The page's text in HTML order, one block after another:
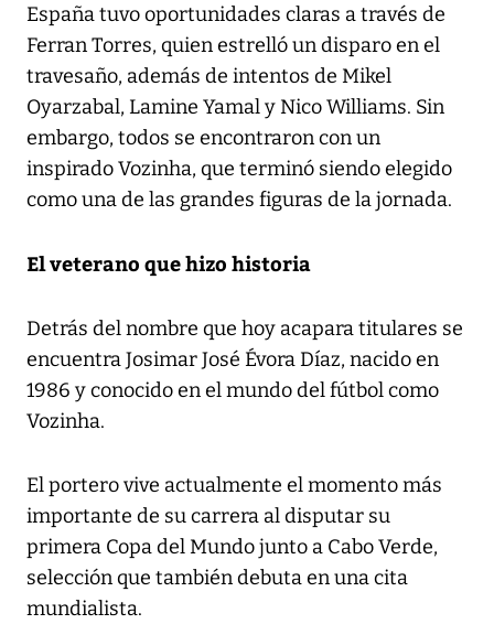
España tuvo oportunidades claras a través de
Ferran Torres, quien estrelló un disparo en el
travesaño, además de intentos de Mikel
Oyarzabal, Lamine Yamal y Nico Williams. Sin
embargo, todos se encontraron con un
inspirado Vozinha, que terminó siendo elegido
como una de las grandes figuras de la jornada.
El veterano que hizo historia
Detrás del nombre que hoy acapara titulares se
encuentra Josimar José Évora Díaz, nacido en
1986 y conocido en el mundo del fútbol como
Vozinha.
El portero vive actualmente el momento más
importante de su carrera al disputar su
primera Copa del Mundo junto a Cabo Verde,
selección que también debuta en una cita
mundialista.